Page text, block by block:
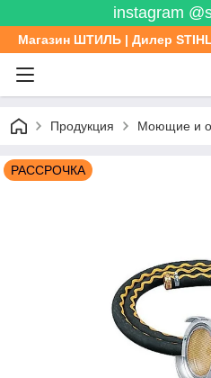
instagram
Магазин ШТИЛЬ | Дилер
Продукция Моющие и
РАССРОЧКА